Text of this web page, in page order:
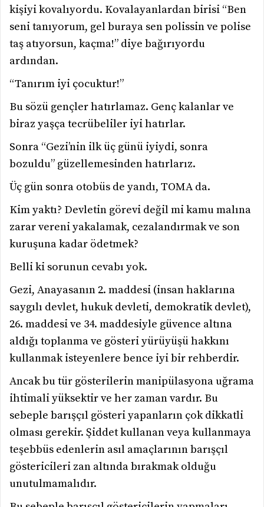
kişiyi kovalıyordu. Kovalayanlardan birisi “Ben
seni tanıyorum, gel buraya sen polissin ve polise
taş atıyorsun, kaçma!” diye bağırıyordu
ardından.
“Tanırım iyi çocuktur!”
Bu sözü gençler hatırlamaz. Genç kalanlar ve
biraz yaşça tecrübeliler iyi hatırlar.
Sonra “Gezi’nin ilk üç günü iyiydi, sonra
bozuldu” güzellemesinden hatırlarız.
Üç gün sonra otobüs de yandı, TOMA da.
Kim yaktı? Devletin görevi değil mi kamu malına
zarar vereni yakalamak, cezalandırmak ve son
kuruşuna kadar ödetmek?
Belli ki sorunun cevabı yok.
Gezi, Anayasanın 2. maddesi (insan haklarına
saygılı devlet, hukuk devleti, demokratik devlet),
26. maddesi ve 34. maddesiyle güvence altına
aldığı toplanma ve gösteri yürüyüşü hakkını
kullanmak isteyenlere bence iyi bir rehberdir.
Ancak bu tür gösterilerin manipülasyona uğrama
ihtimali yüksektir ve her zaman vardır. Bu
sebeple barışçıl gösteri yapanların çok dikkatli
olması gerekir. Şiddet kullanan veya kullanmaya
teşebbüs edenlerin asıl amaçlarının barışçıl
göstericileri zan altında bırakmak olduğu
unutulmamalıdır.